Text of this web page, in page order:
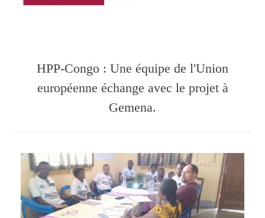
HPP-Congo : Une équipe de l'Union
européenne échange avec le projet à
Gemena.